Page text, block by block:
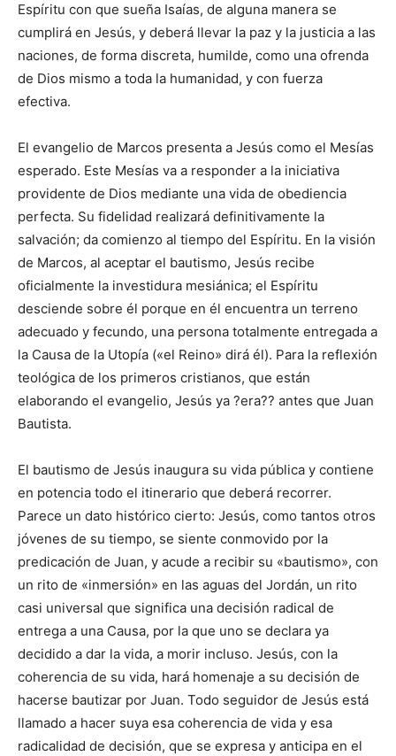
Espíritu con que sueña Isaías, de alguna manera se
cumplirá en Jesús, y deberá llevar la paz y la justicia a las
naciones, de forma discreta, humilde, como una ofrenda
de Dios mismo a toda la humanidad, y con fuerza
efectiva.
El evangelio de Marcos presenta a Jesús como el Mesías
esperado. Este Mesías va a responder a la iniciativa
providente de Dios mediante una vida de obediencia
perfecta. Su fidelidad realizará definitivamente la
salvación; da comienzo al tiempo del Espíritu. En la visión
de Marcos, al aceptar el bautismo, Jesús recibe
oficialmente la investidura mesiánica; el Espíritu
desciende sobre él porque en él encuentra un terreno
adecuado y fecundo, una persona totalmente entregada a
la Causa de la Utopía («el Reino» dirá él). Para la reflexión
teológica de los primeros cristianos, que están
elaborando el evangelio, Jesús ya ?era?? antes que Juan
Bautista.
El bautismo de Jesús inaugura su vida pública y contiene
en potencia todo el itinerario que deberá recorrer.
Parece un dato histórico cierto: Jesús, como tantos otros
jóvenes de su tiempo, se siente conmovido por la
predicación de Juan, y acude a recibir su «bautismo», con
un rito de «inmersión» en las aguas del Jordán, un rito
casi universal que significa una decisión radical de
entrega a una Causa, por la que uno se declara ya
decidido a dar la vida, a morir incluso. Jesús, con la
coherencia de su vida, hará homenaje a su decisión de
hacerse bautizar por Juan. Todo seguidor de Jesús está
llamado a hacer suya esa coherencia de vida y esa
radicalidad de decisión, que se expresa y anticipa en el